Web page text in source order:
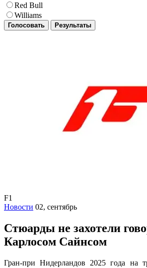
Red Bull
Williams
Голосовать Результаты
F1
Новости 02, сентябрь
Стюарды не захотели
Карлосом Сайнсом
Гран-при Нидерландов 2025 года на